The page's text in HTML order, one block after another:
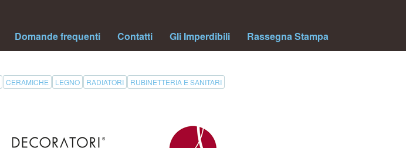
Domande frequenti Contatti Gli Imperdibili Rassegna Stampa
CERAMICHE LEGNO RADIATORI RUBINETTERIA E SANITARI